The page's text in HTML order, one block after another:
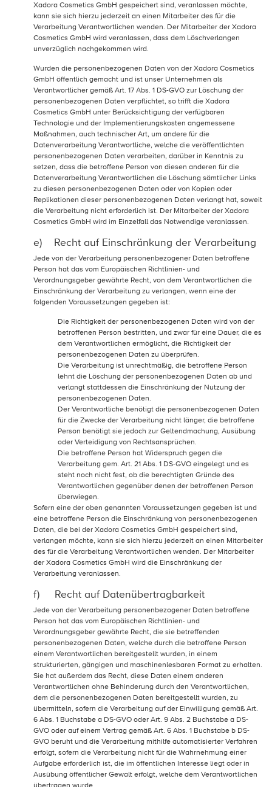
Xadora Cosmetics GmbH gespeichert sind, veranlassen möchte,
kann sie sich hierzu jederzeit an einen Mitarbeiter des für die
Verarbeitung Verantwortlichen wenden. Der Mitarbeiter der Xadora
Cosmetics GmbH wird veranlassen, dass dem Löschverlangen
unverzüglich nachgekommen wird.
Wurden die personenbezogenen Daten von der Xadora Cosmetics
GmbH öffentlich gemacht und ist unser Unternehmen als
Verantwortlicher gemäß Art. 17 Abs. 1 DS-GVO zur Löschung der
personenbezogenen Daten verpflichtet, so trifft die Xadora
Cosmetics GmbH unter Berücksichtigung der verfügbaren
Technologie und der Implementierungskosten angemessene
Maßnahmen, auch technischer Art, um andere für die
Datenverarbeitung Verantwortliche, welche die veröffentlichten
personenbezogenen Daten verarbeiten, darüber in Kenntnis zu
setzen, dass die betroffene Person von diesen anderen für die
Datenverarbeitung Verantwortlichen die Löschung sämtlicher Links
zu diesen personenbezogenen Daten oder von Kopien oder
Replikationen dieser personenbezogenen Daten verlangt hat, soweit
die Verarbeitung nicht erforderlich ist. Der Mitarbeiter der Xadora
Cosmetics GmbH wird im Einzelfall das Notwendige veranlassen.
e) Recht auf Einschränkung der Verarbeitung
Jede von der Verarbeitung personenbezogener Daten betroffene
Person hat das vom Europäischen Richtlinien- und
Verordnungsgeber gewährte Recht, von dem Verantwortlichen die
Einschränkung der Verarbeitung zu verlangen, wenn eine der
folgenden Voraussetzungen gegeben ist:
Die Richtigkeit der personenbezogenen Daten wird von der
betroffenen Person bestritten, und zwar für eine Dauer, die es
dem Verantwortlichen ermöglicht, die Richtigkeit der
personenbezogenen Daten zu überprüfen.
Die Verarbeitung ist unrechtmäßig, die betroffene Person
lehnt die Löschung der personenbezogenen Daten ab und
verlangt stattdessen die Einschränkung der Nutzung der
personenbezogenen Daten.
Der Verantwortliche benötigt die personenbezogenen Daten
für die Zwecke der Verarbeitung nicht länger, die betroffene
Person benötigt sie jedoch zur Geltendmachung, Ausübung
oder Verteidigung von Rechtsansprüchen.
Die betroffene Person hat Widerspruch gegen die
Verarbeitung gem. Art. 21 Abs. 1 DS-GVO eingelegt und es
steht noch nicht fest, ob die berechtigten Gründe des
Verantwortlichen gegenüber denen der betroffenen Person
überwiegen.
Sofern eine der oben genannten Voraussetzungen gegeben ist und
eine betroffene Person die Einschränkung von personenbezogenen
Daten, die bei der Xadora Cosmetics GmbH gespeichert sind,
verlangen möchte, kann sie sich hierzu jederzeit an einen Mitarbeiter
des für die Verarbeitung Verantwortlichen wenden. Der Mitarbeiter
der Xadora Cosmetics GmbH wird die Einschränkung der
Verarbeitung veranlassen.
f) Recht auf Datenübertragbarkeit
Jede von der Verarbeitung personenbezogener Daten betroffene
Person hat das vom Europäischen Richtlinien- und
Verordnungsgeber gewährte Recht, die sie betreffenden
personenbezogenen Daten, welche durch die betroffene Person
einem Verantwortlichen bereitgestellt wurden, in einem
strukturierten, gängigen und maschinenlesbaren Format zu erhalten.
Sie hat außerdem das Recht, diese Daten einem anderen
Verantwortlichen ohne Behinderung durch den Verantwortlichen,
dem die personenbezogenen Daten bereitgestellt wurden, zu
übermitteln, sofern die Verarbeitung auf der Einwilligung gemäß Art.
6 Abs. 1 Buchstabe a DS-GVO oder Art. 9 Abs. 2 Buchstabe a DS-
GVO oder auf einem Vertrag gemäß Art. 6 Abs. 1 Buchstabe b DS-
GVO beruht und die Verarbeitung mithilfe automatisierter Verfahren
erfolgt, sofern die Verarbeitung nicht für die Wahrnehmung einer
Aufgabe erforderlich ist, die im öffentlichen Interesse liegt oder in
Ausübung öffentlicher Gewalt erfolgt, welche dem Verantwortlichen